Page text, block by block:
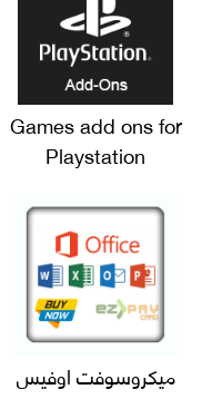
Games add ons for
Playstation
ميكروسوفت اوفيس